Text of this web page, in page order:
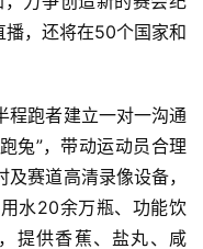
，还将在50个国家和
程跑者建立一对一沟通
兔”，带动运动员合理
赛道高清录像设备，
水20余万瓶、功能饮
提供香蕉、盐丸、咸